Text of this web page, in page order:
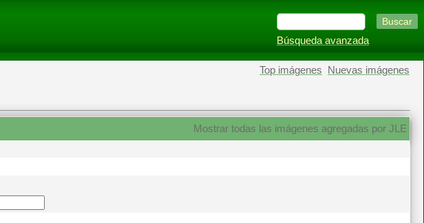
Búsqueda avanzada
Top imágenes Nuevas imágenes
Mostrar todas las imágenes agregadas por JLE